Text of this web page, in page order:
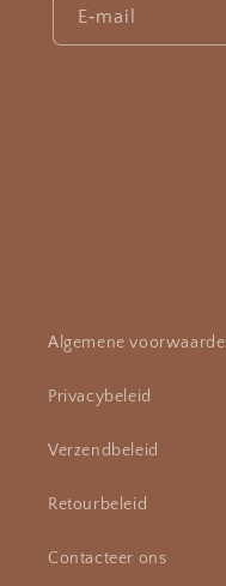
E‑mail
Algemene
Privacybeleid
Verzendbeleid
Retourbeleid
Contacteer ons